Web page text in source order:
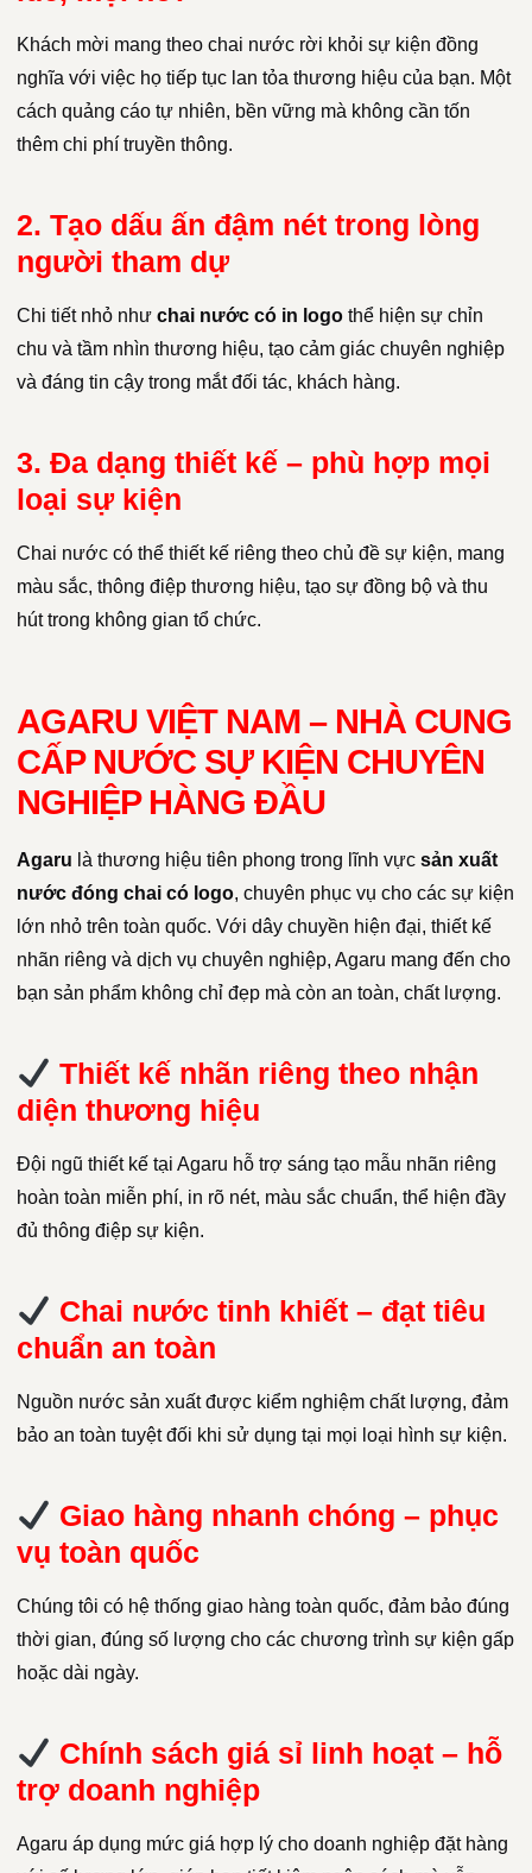
Khách mời mang theo chai nước rời khỏi sự kiện đồng
nghĩa với việc họ tiếp tục lan tỏa thương hiệu của bạn. Một
cách quảng cáo tự nhiên, bền vững mà không cần tốn
thêm chi phí truyền thông.
2. Tạo dấu ấn đậm nét trong lòng
người tham dự
Chi tiết nhỏ như chai nước có in logo thể hiện sự chỉn
chu và tầm nhìn thương hiệu, tạo cảm giác chuyên nghiệp
và đáng tin cậy trong mắt đối tác, khách hàng.
3. Đa dạng thiết kế – phù hợp mọi
loại sự kiện
Chai nước có thể thiết kế riêng theo chủ đề sự kiện, mang
màu sắc, thông điệp thương hiệu, tạo sự đồng bộ và thu
hút trong không gian tổ chức.
AGARU VIỆT NAM – NHÀ CUNG
CẤP NƯỚC SỰ KIỆN CHUYÊN
NGHIỆP HÀNG ĐẦU
Agaru là thương hiệu tiên phong trong lĩnh vực sản xuất
nước đóng chai có logo, chuyên phục vụ cho các sự kiện
lớn nhỏ trên toàn quốc. Với dây chuyền hiện đại, thiết kế
nhãn riêng và dịch vụ chuyên nghiệp, Agaru mang đến cho
bạn sản phẩm không chỉ đẹp mà còn an toàn, chất lượng.
Thiết kế nhãn riêng theo nhận
diện thương hiệu
Đội ngũ thiết kế tại Agaru hỗ trợ sáng tạo mẫu nhãn riêng
hoàn toàn miễn phí, in rõ nét, màu sắc chuẩn, thể hiện đầy
đủ thông điệp sự kiện.
Chai nước tinh khiết – đạt tiêu
chuẩn an toàn
Nguồn nước sản xuất được kiểm nghiệm chất lượng, đảm
bảo an toàn tuyệt đối khi sử dụng tại mọi loại hình sự kiện.
Giao hàng nhanh chóng – phục
vụ toàn quốc
Chúng tôi có hệ thống giao hàng toàn quốc, đảm bảo đúng
thời gian, đúng số lượng cho các chương trình sự kiện gấp
hoặc dài ngày.
Chính sách giá sỉ linh hoạt – hỗ
trợ doanh nghiệp
Agaru áp dụng mức giá hợp lý cho doanh nghiệp đặt hàng